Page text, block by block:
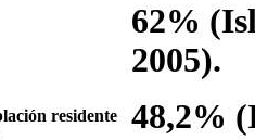
residente
62%
2005).
48,2%